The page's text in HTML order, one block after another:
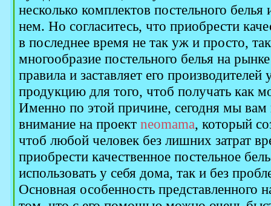
несколько комплектов постельного
нем. Но согласитесь, что приобрести
в последнее время не так уж и просто,
многообразие постельного белья на
правила и заставляет его
продукцию для того, чтоб получать как
Именно по этой причине, сегодня мы вам
внимание на проект neomama, который
чтоб любой человек без лишних затрат
приобрести качественное постельное
использовать у себя дома, так и без
Основная особенность представленного